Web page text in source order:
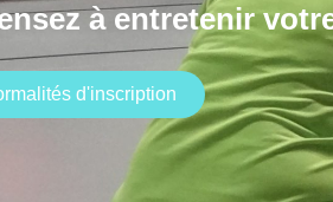
à entretenir
d'inscription